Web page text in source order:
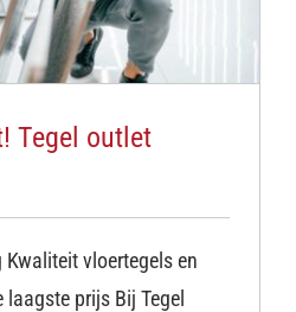
Tegel outlet
vloertegels en
prijs Bij Tegel